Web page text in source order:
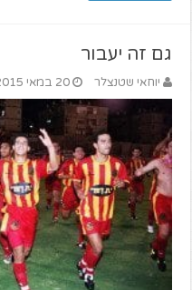
גם זה יעבור
יוחאי שטנצלר 20 במאי 2015